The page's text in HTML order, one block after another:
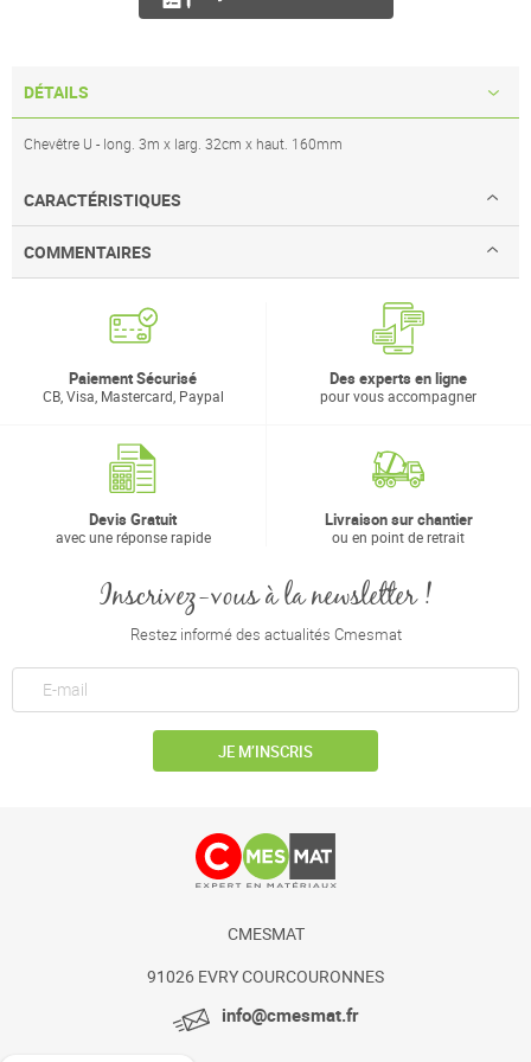
DÉTAILS
Chevêtre U - long. 3m x larg. 32cm x haut. 160mm
CARACTÉRISTIQUES
COMMENTAIRES
Paiement Sécurisé
CB, Visa, Mastercard, Paypal
Des experts en ligne
pour vous accompagner
Devis Gratuit
avec une réponse rapide
Livraison sur chantier
ou en point de retrait
Inscrivez-vous à la newsletter !
Restez informé des actualités Cmesmat
JE M’INSCRIS
CMESMAT
91026 EVRY COURCOURONNES
info@cmesmat.fr